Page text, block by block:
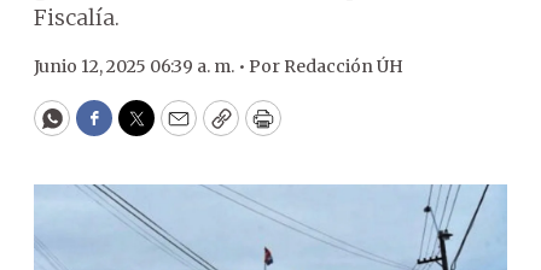
Fiscalía.
Junio 12, 2025 06:39 a. m. • Por Redacción ÚH
WhatsApp
Facebook
Twitter
EmailCopyPrint